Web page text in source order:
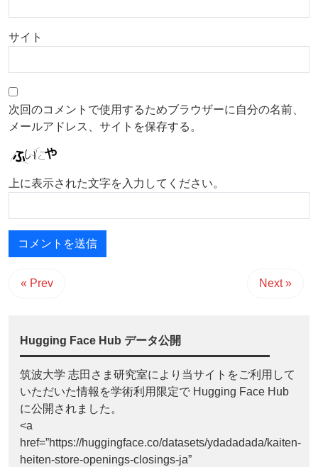
サイト
次回のコメントで使用するためブラウザーに自分の名前、
メールアドレス、サイトを保存する。
上に表示された文字を入力してください。
« Prev Next »
Hugging Face Hub データ公開
筑波大学 志田さま研究室により当サイトをご利用して
いただいた情報を学術利用限定で Hugging Face Hub
に公開されました。
<a
href=”https://huggingface.co/datasets/ydadadada/kaiten-
heiten-store-openings-closings-ja”